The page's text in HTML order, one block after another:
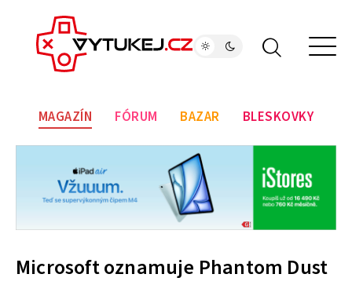
MAGAZÍN FÓRUM BAZAR BLESKOVKY
Microsoft oznamuje Phantom Dust